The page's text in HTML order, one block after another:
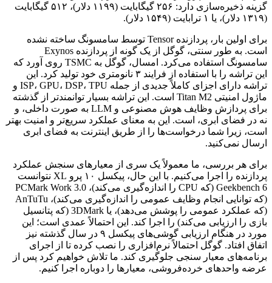
گزینه ذخیره‌سازی دارد: ۲۵۶ گیگابایت (۱۱۹۹ دلار)، ۵۱۲ گیگابایت
(۱۳۱۹ دلار)، یا ۱ ترابایت (۱۵۴۹ دلار).
برای اولین بار، پردازنده Tensor توسط سامسونگ ساخته نشده
است. به طور سنتی، گوگل از یک گونه از پردازنده Exynos
سامسونگ استفاده می‌کرد. امسال، گوگل به TSMC روی آورد که
این تراشه را با استفاده از فرایند ۳ نانومتری خود تولید کرد. این
تراشه دارای اجزای کاملاً جدیدی از جمله ISP، GPU، DSP، TPU و
ماژول امنیتی Titan M2 است. این تراشه بسیار توانمندتر از گذشته
برای پردازش وظایف هوش مصنوعی و LLM به صورت داخلی، و
نه در فضای ابری، است. این به معنای عملکرد سریع‌تر و امنیت بهتر
است، زیرا شما درخواست‌ها را از طریق اینترنت به فضای ابری
ارسال نمی‌کنید.
برای هر بررسی، ما معمولاً یک سری از معیارهای سنجش عملکرد
پردازنده را اجرا می‌کنیم. با این حال، پیکسل ۱۰ پرو XL نتوانست
Geekbench 6 (که CPU را اندازه‌گیری می‌کند)، PCMark Work 3.0
(که توانایی انجام وظایف عمومی را اندازه‌گیری می‌کند)، AnTuTu
(که عملکرد عمومی را پوشش می‌دهد)، یا 3DMark (که پتانسیل
بازی را ارزیابی می‌کند) را اجرا کند. این احتمالاً عمدی است؛ این
مورد در هنگام ارزیابی گوشی‌های پیکسل ۹ در سال گذشته نیز
اتفاق افتاد. گوگل احتمالاً نرم‌افزاری را نصب کرده تا از اجرای
برنامه‌های معیار سنجی جلوگیری کند. ما تلاش خواهیم کرد پس از
عرضه واحدهای خرده‌فروشی، معیارها را دوباره اجرا کنیم.